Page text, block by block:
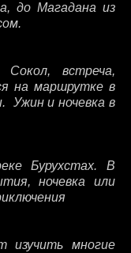
до Магадана из
встреча,
на маршрутке в
Ужин и ночевка в
Бурухстах. В
ночевка или
изучить многие